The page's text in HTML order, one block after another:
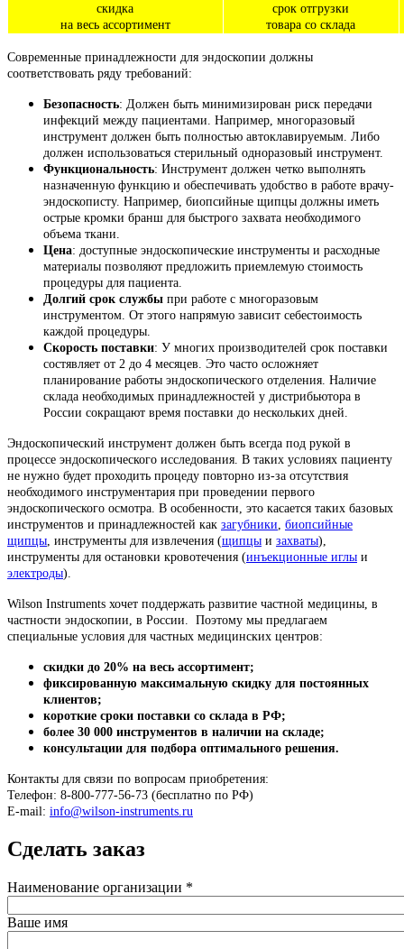
скидка
на весь ассортимент
срок отгрузки
товара со склада
Современные принадлежности для эндоскопии должны
соответствовать ряду требований:
Безопасность: Должен быть минимизирован риск передачи
инфекций между пациентами. Например, многоразовый
инструмент должен быть полностью автоклавируемым. Либо
должен использоваться стерильный одноразовый инструмент.
Функциональность: Инструмент должен четко выполнять
назначенную функцию и обеспечивать удобство в работе врачу-
эндоскописту. Например, биопсийные щипцы должны иметь
острые кромки бранш для быстрого захвата необходимого
объема ткани.
Цена: доступные эндоскопические инструменты и расходные
материалы позволяют предложить приемлемую стоимость
процедуры для пациента.
Долгий срок службы при работе с многоразовым
инструментом. От этого напрямую зависит себестоимость
каждой процедуры.
Скорость поставки: У многих производителей срок поставки
состявляет от 2 до 4 месяцев. Это часто осложняет
планирование работы эндоскопического отделения. Наличие
склада необходимых принадлежностей у дистрибьютора в
России сокращают время поставки до нескольких дней.
Эндоскопический инструмент должен быть всегда под рукой в
процессе эндоскопического исследования. В таких условиях пациенту
не нужно будет проходить процеду повторно из-за отсутствия
необходимого инструментария при проведении первого
эндоскопического осмотра. В особенности, это касается таких базовых
инструментов и принадлежностей как загубники биопсийные
щипцы , инструменты для извлечения (щипцы и захваты),
инструменты для остановки кровотечения (инъекционные иглы и
электроды).
Wilson Instruments хочет поддержать развитие частной медицины, в
частности эндоскопии, в России. Поэтому мы предлагаем
специальные условия для частных медицинских центров:
скидки до 20% на весь ассортимент;
фиксированную максимальную скидку для постоянных
клиентов;
короткие сроки поставки со склада в РФ;
более 30 000 инструментов в наличии на складе;
консультации для подбора оптимального решения.
Контакты для связи по вопросам приобретения:
Телефон: 8-800-777-56-73 (бесплатно по РФ)
E-mail: info@wilson-instruments.ru
Сделать заказ
Наименование организации *
Ваше имя